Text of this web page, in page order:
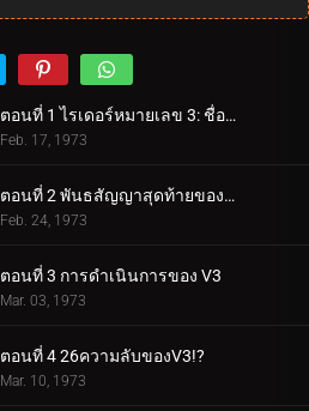
ตอนที่ 1 ไรเดอร์หมายเลข 3: ชื่อของเขาคือ V3!
Feb. 17, 1973
ตอนที่ 2 พันธสัญญาสุดท้ายของ Double Riders
Feb. 24, 1973
ตอนที่ 3 การดำเนินการของ V3
Mar. 03, 1973
ตอนที่ 4 26ความลับของV3!?
Mar. 10, 1973